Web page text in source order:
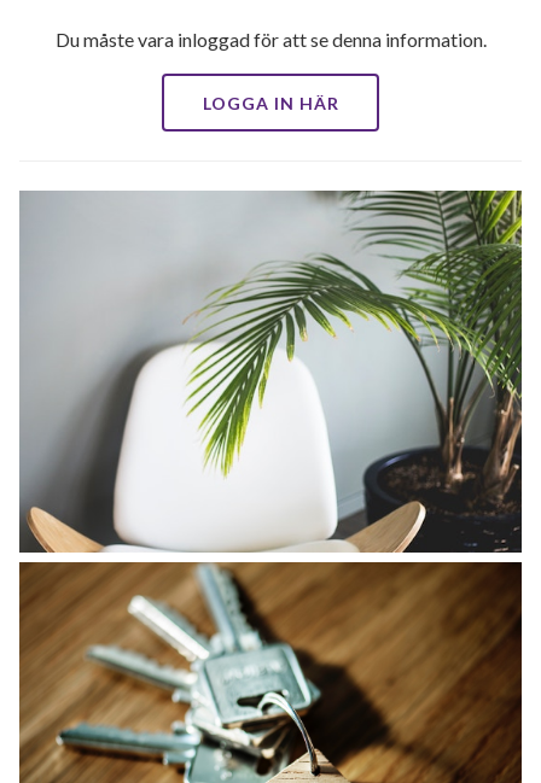
Du måste vara inloggad för att se denna information.
LOGGA IN HÄR